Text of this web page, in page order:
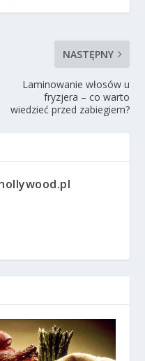
NASTĘPNY
Laminowanie włosów u
fryzjera – co warto
wiedzieć przed zabiegiem?